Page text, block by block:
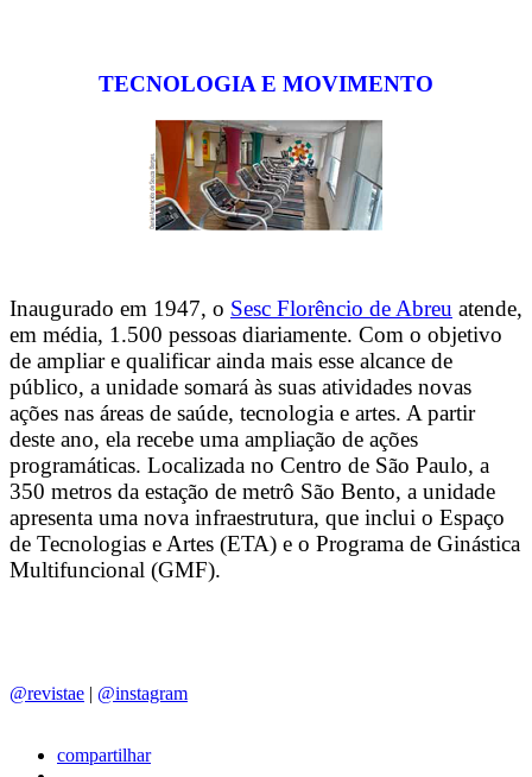
TECNOLOGIA E MOVIMENTO
Inaugurado em 1947, o Sesc Florêncio de Abreu atende,
em média, 1.500 pessoas diariamente. Com o objetivo
de ampliar e qualificar ainda mais esse alcance de
público, a unidade somará às suas atividades novas
ações nas áreas de saúde, tecnologia e artes. A partir
deste ano, ela recebe uma ampliação de ações
programáticas. Localizada no Centro de São Paulo, a
350 metros da estação de metrô São Bento, a unidade
apresenta uma nova infraestrutura, que inclui o Espaço
de Tecnologias e Artes (ETA) e o Programa de Ginástica
Multifuncional (GMF).
@revistae | @instagram
compartilhar